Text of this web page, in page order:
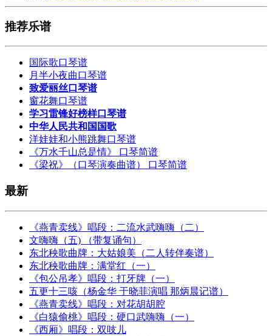
推荐乐谱
国际歌口琴谱
月半小夜曲口琴谱
致爱丽丝口琴谱
窗花舞口琴谱
学习雷锋好榜样口琴谱
中华人民共和国国歌
洋娃娃和小熊跳舞口琴谱
《万水千山总是情》 口琴简谱
《梁祝》（口琴演奏曲谱） 口琴简谱
最新
《燕青卖线》唱段：二流水武嗨嗨（二）
文嗨嗨（五) （带复诵句）
东北秧歌曲牌：大姑娘美（二人转伴奏谱）
东北秧歌曲牌：满堂红（一）
《包公吊孝》唱段：打牙牌（一）
五更十三咳（杨金华 于晓菲演唱 那炳晨记谱）
《燕青卖线》唱段：对花胡胡腔
《白猿偷桃》唱段：硬口武嗨嗨（一）
《西厢》唱段：双吱儿